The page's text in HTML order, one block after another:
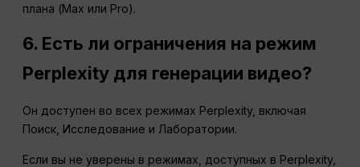
плана (Max или Pro).
6. Есть ли ограничения на режим
Perplexity для генерации видео?
Он доступен во всех режимах Perplexity, включая
Поиск, Исследование и Лаборатории.
Если вы не уверены в режимах, доступных в Perplexity,